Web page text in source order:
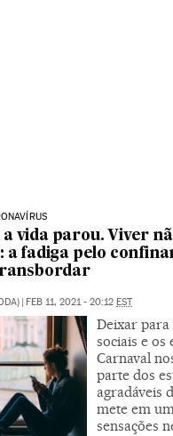
vida parou. Viver
a fadiga pelo
FEB 11, 2021 - 20:12 EST
Deixar para
sociais e os
Carnaval
parte dos
agradáveis
mete em
sensações